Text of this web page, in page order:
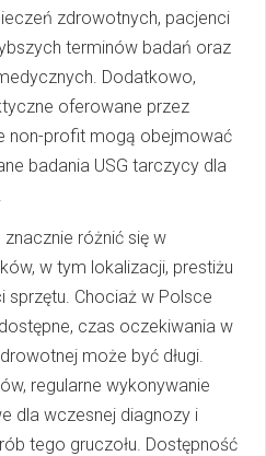
zdrowotnych, pacjenci
terminów badań oraz
Dodatkowo,
oferowane przez
non-profit mogą obejmować
badania USG tarczycy dla
różnić się w
w tym lokalizacji, prestiżu
Chociaż w Polsce
czas oczekiwania w
może być długi.
regularne wykonywanie
dla wczesnej diagnozy i
tego gruczołu. Dostępność